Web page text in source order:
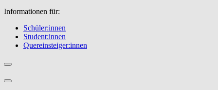
Informationen für:
Schüler:innen
Student:innen
Quereinsteiger:innen